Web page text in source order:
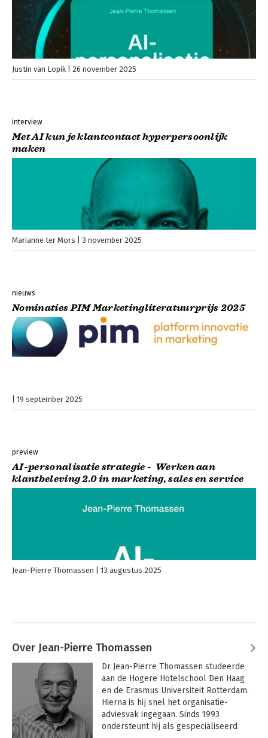
Justin van Lopik 26 november 2025
interview
Met AI kun je klantcontact hyperpersoonlijk
maken
Marianne ter Mors 3 november 2025
nieuws
Nominaties PIM Marketingliteratuurprijs 2025
19 september 2025
preview
AI-personalisatie strategie - Werken aan
klantbeleving 2.0 in marketing, sales en service
Jean-Pierre Thomassen 13 augustus 2025
Over Jean-Pierre Thomassen
Dr Jean-Pierre Thomassen studeerde
aan de Hogere Hotelschool Den Haag
en de Erasmus Universiteit Rotterdam.
Hierna is hij snel het organisatie-
adviesvak ingegaan. Sinds 1993
ondersteunt hij als gespecialiseerd